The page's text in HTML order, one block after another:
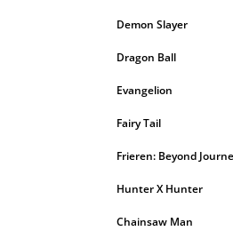
Demon Slayer
Dragon Ball
Evangelion
Fairy Tail
Frieren: Beyond
Hunter X Hunter
Chainsaw Man